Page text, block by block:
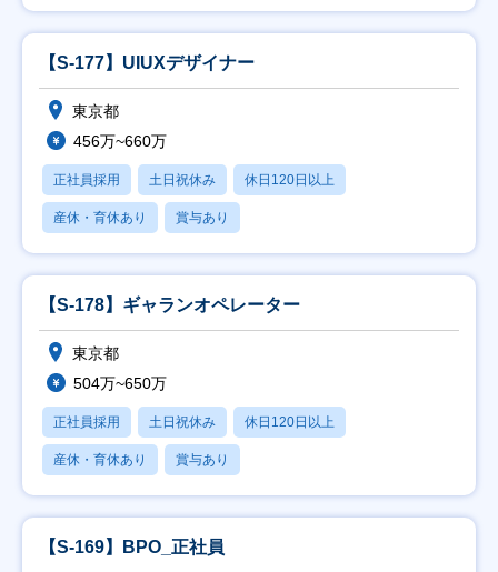
【S-177】UIUXデザイナー
東京都
456万~660万
正社員採用 土日祝休み 休日120日以上
産休・育休あり 賞与あり
【S-178】ギャランオペレーター
東京都
504万~650万
正社員採用 土日祝休み 休日120日以上
産休・育休あり 賞与あり
【S-169】BPO_正社員